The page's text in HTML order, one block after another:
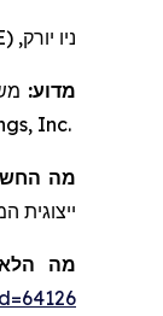
ניו יורק, June 03, 2026 (GLOBE NEWSWIRE) --
מדוע:
Inc.
מה
ייצוגית
מה